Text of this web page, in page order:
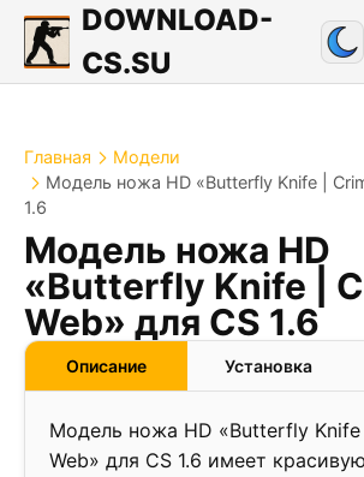
DOWNLOAD-
CS.SU
Главная
Модели
Модель ножа HD «Butterfly Knife |
1.6
Модель ножа HD
«Butterfly Knife |
Web» для CS 1.6
Описание Установка
Модель ножа HD «Butterfly
Web» для CS 1.6 имеет